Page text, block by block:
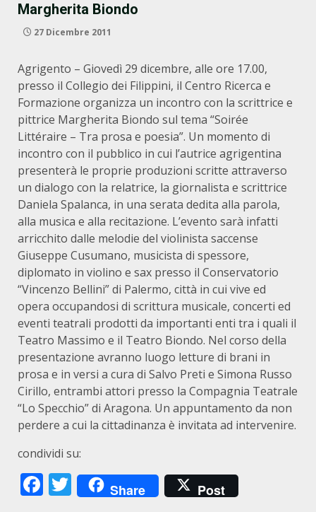
Margherita Biondo
27 Dicembre 2011
Agrigento – Giovedì 29 dicembre, alle ore 17.00,
presso il Collegio dei Filippini, il Centro Ricerca e
Formazione organizza un incontro con la scrittrice e
pittrice Margherita Biondo sul tema “Soirée
Littéraire – Tra prosa e poesia”. Un momento di
incontro con il pubblico in cui l’autrice agrigentina
presenterà le proprie produzioni scritte attraverso
un dialogo con la relatrice, la giornalista e scrittrice
Daniela Spalanca, in una serata dedita alla parola,
alla musica e alla recitazione. L’evento sarà infatti
arricchito dalle melodie del violinista saccense
Giuseppe Cusumano, musicista di spessore,
diplomato in violino e sax presso il Conservatorio
“Vincenzo Bellini” di Palermo, città in cui vive ed
opera occupandosi di scrittura musicale, concerti ed
eventi teatrali prodotti da importanti enti tra i quali il
Teatro Massimo e il Teatro Biondo. Nel corso della
presentazione avranno luogo letture di brani in
prosa e in versi a cura di Salvo Preti e Simona Russo
Cirillo, entrambi attori presso la Compagnia Teatrale
“Lo Specchio” di Aragona. Un appuntamento da non
perdere a cui la cittadinanza è invitata ad intervenire.
condividi su:
Facebook
Twitter
Share Post